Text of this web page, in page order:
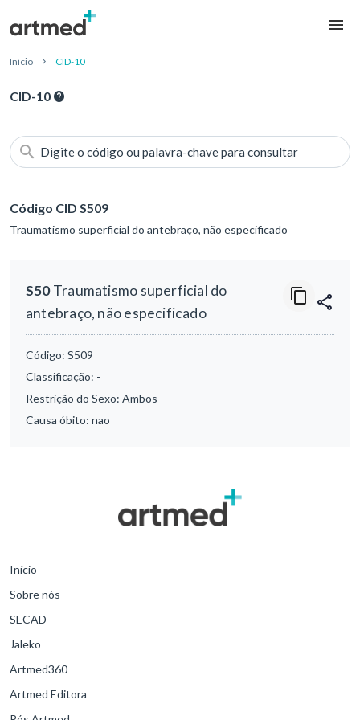
Início CID-10
CID-10
Digite o código ou palavra-chave para consultar
Código CID S509
Traumatismo superficial do antebraço, não especificado
S50Traumatismo superficial do
antebraço, não especificado
Código: S509
Classificação: -
Restrição do Sexo: Ambos
Causa óbito: nao
Início
Sobre nós
SECAD
Jaleko
Artmed360
Artmed Editora